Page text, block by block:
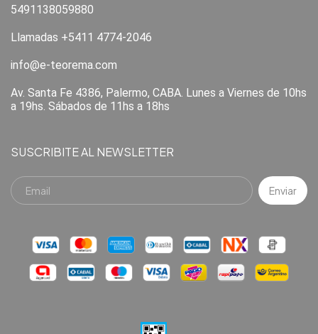
5491138059880
Llamadas +5411 4774-2046
info@e-teorema.com
Av. Santa Fe 4386, Palermo, CABA. Lunes a Viernes de 10hs
a 19hs. Sábados de 11hs a 18hs
SUSCRIBITE AL NEWSLETTER